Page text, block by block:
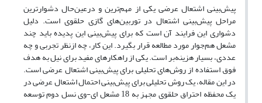
پیش‌بینی اشتعال عرضی یکی از مهم‌ترین و درعین‌حال دشوارترین
مراحل پیش‌بینی اشتعال در توربین‌های گازی حلقوی است. دلیل
دشواری این فرایند آن است که برای پیش‌بینی این پدیده باید چند
مشعل هم‌جوار مورد مطالعه قرار بگیرد. این کار، چه ازنظر تجربی و چه
عددی، بسیار هزینه‌بر است. یکی از راه­کارهای مفید برای نیل به هدف
فوق استفاده از روش‌های ‌تحلیلی برای پیش‌بینی اشتعال عرضی است.
در این مقاله، یک روش تحلیلی برای پیش‌بینی احتمال اشتعال عرضی در
یک محفظه احتراق حلقوی مجهز به 18 مشعل ای-وی نسل دوم توسعه